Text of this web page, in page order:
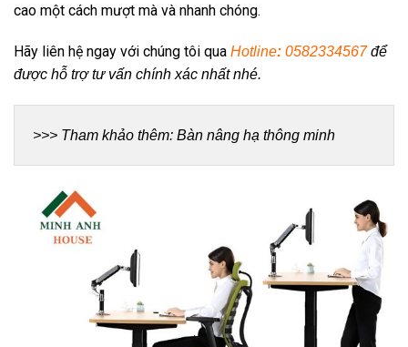
cao một cách mượt mà và nhanh chóng.
Hãy liên hệ ngay với chúng tôi qua Hotline: 0582334567để
được hỗ trợ tư vấn chính xác nhất nhé.
>>> Tham khảo thêm: Bàn nâng hạ thông minh